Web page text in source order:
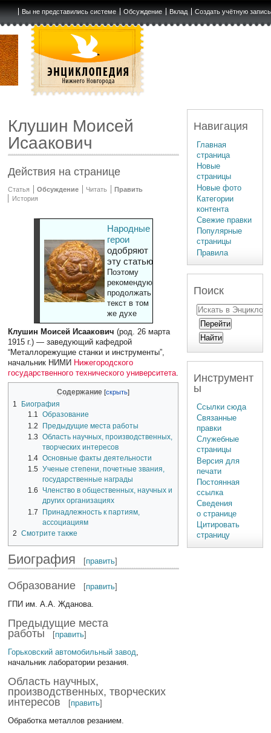
Вы не представились системе Обсуждение Вклад Создать учётную запись
Клушин Моисей
Исаакович
Действия на странице
Статья Обсуждение Читать
Править
История
Народные
герои
одобряют
эту статью
Поэтому
рекомендуют
продолжать
текст в том
же духе
Клушин Моисей Исаакович (род. 26 марта
1915 г.) — заведующий кафедрой
“Металлорежущие станки и инструменты”,
начальник НИМИ Нижегородского
государственного технического университета.
Содержание
1
Биография
1.1 Образование
1.2
Предыдущие места работы
1.3 Область научных, производственных,
творческих интересов
1.4 Основные факты деятельности
1.5 Ученые степени, почетные звания,
государственные награды
1.6
Членство в общественных, научных и
других организациях
1.7
Принадлежность к партиям,
ассоциациям
2
Смотрите также
Биография [править]
Образование [править]
ГПИ им. А.А. Жданова.
Предыдущие места
работы
[править]
Горьковский автомобильный завод,
начальник лаборатории резания.
Область научных,
производственных, творческих
интересов
[править]
Обработка металлов резанием.
Навигация
Главная
страница
Новые
страницы
Новые фото
Категории
контента
Свежие правки
Популярные
страницы
Правила
Поиск
Инструмент
ы
Ссылки сюда
Связанные
правки
Служебные
страницы
Версия для
печати
Постоянная
ссылка
Сведения
о странице
Цитировать
страницу